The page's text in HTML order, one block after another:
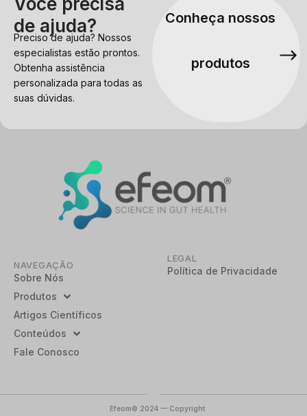
de ajuda?
Preciso de ajuda? Nossos
especialistas estão prontos.
Obtenha assistência
personalizada para todas as
suas dúvidas.
Conheça nossos
produtos
NAVEGAÇÃO
Sobre Nós
Produtos
Artigos Científicos
Conteúdos
Fale Conosco
LEGAL
Política de Privacidade
Efeom© 2024 — Copyright